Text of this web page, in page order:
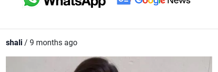
shali / 9 months ago